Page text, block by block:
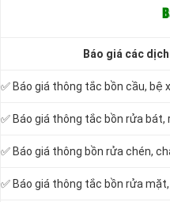
Báo giá các
✅ Báo giá thông tắc bồn cầu, bệ
✅ Báo giá thông tắc bồn rửa bát,
✅ Báo giá thông bồn rửa chén,
✅ Báo giá thông tắc bồn rửa